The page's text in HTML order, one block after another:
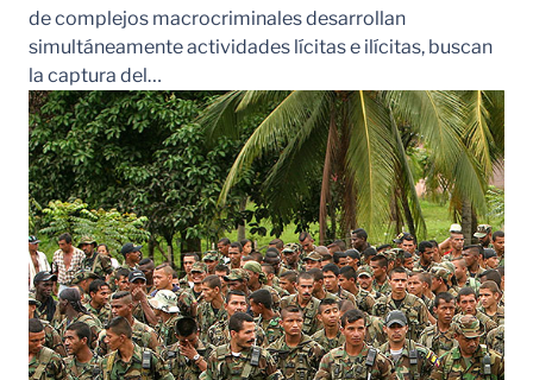
de complejos macrocriminales desarrollan
simultáneamente actividades lícitas e ilícitas, buscan
la captura del…